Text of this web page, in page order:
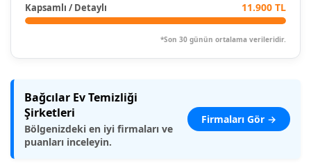
Kapsamlı / Detaylı 11.900 TL
*Son 30 günün ortalama verileridir.
Bağcılar Ev Temizliği
Şirketleri
Bölgenizdeki en iyi firmaları ve
puanları inceleyin.
Firmaları Gör →